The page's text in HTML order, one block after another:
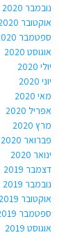
נובמבר 2020
אוקטובר 2020
ספטמבר 2020
אוגוסט 2020
יולי 2020
יוני 2020
מאי 2020
אפריל 2020
מרץ 2020
פברואר 2020
ינואר 2020
דצמבר 2019
נובמבר 2019
אוקטובר 2019
ספטמבר 2019
אוגוסט 2019